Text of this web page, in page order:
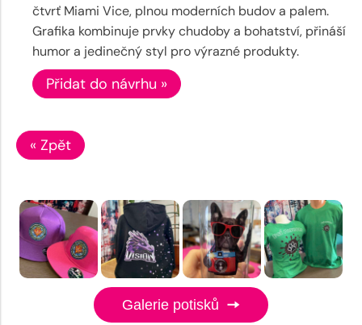
čtvrť Miami Vice, plnou moderních budov a palem.
Grafika kombinuje prvky chudoby a bohatství, přináší
humor a jedinečný styl pro výrazné produkty.
Přidat do návrhu »
« Zpět
Galerie potisků